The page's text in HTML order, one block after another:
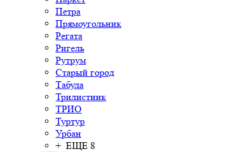
Петра
Прямоугольник
Регата
Ригель
Рутрум
Старый город
Табула
Трилистник
ТРИО
Туртур
Урбан
+ ЕЩЕ 8